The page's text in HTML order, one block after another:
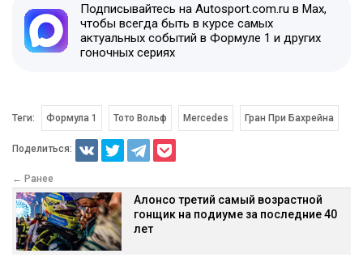
Подписывайтесь на Autosport.com.ru в Max,
чтобы всегда быть в курсе самых
актуальных событий в Формуле 1 и других
гоночных сериях
Теги: Формула 1 Тото Вольф Mercedes Гран При Бахрейна
Поделиться:
← Ранее
Алонсо третий самый возрастной
гонщик на подиуме за последние 40
лет